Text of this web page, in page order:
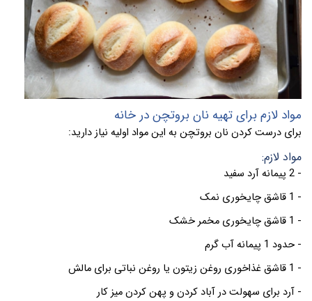
مواد لازم برای تهیه نان بروتچن در خانه
برای درست کردن نان بروتچن به این مواد اولیه نیاز دارید:
مواد لازم:
- 2 پیمانه آرد سفید
- 1 قاشق چایخوری نمک
- 1 قاشق چایخوری مخمر خشک
- حدود 1 پیمانه آب گرم
- 1 قاشق غذاخوری روغن زیتون یا روغن نباتی برای مالش
- آرد برای سهولت در آباد کردن و پهن کردن میز کار